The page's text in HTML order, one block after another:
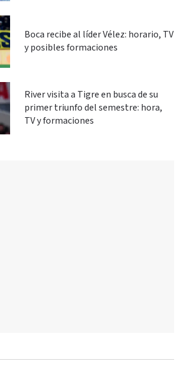
Boca recibe al líder Vélez: horario, TV
y posibles formaciones
River visita a Tigre en busca de su
primer triunfo del semestre: hora,
TV y formaciones